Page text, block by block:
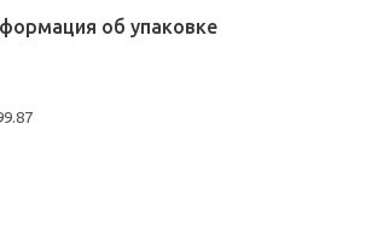
об упаковке